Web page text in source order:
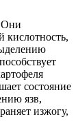
Они
кислотность,
состояние
язв,
изжогу,